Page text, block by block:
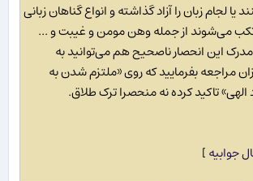
یا لجام زبان را آزاد گذاشته و انواع گناهان زبانی
می‌شوند از جمله وهن مومن و غیبت و ...
این انحصار ناصحیح هم می‌توانید به
مراجعه بفرمایید که روی «ملتزم شدن به
تاکید کرده نه منحصرا ترک طلاق.
جوابیه]